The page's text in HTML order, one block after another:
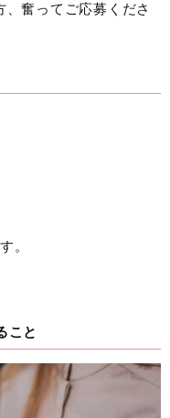
奮ってご応募くださ
。
こと